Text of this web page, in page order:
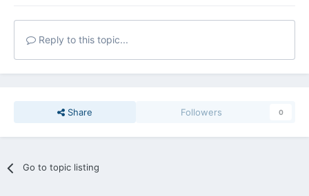
Reply to this topic...
Share Followers 0
Go to topic listing